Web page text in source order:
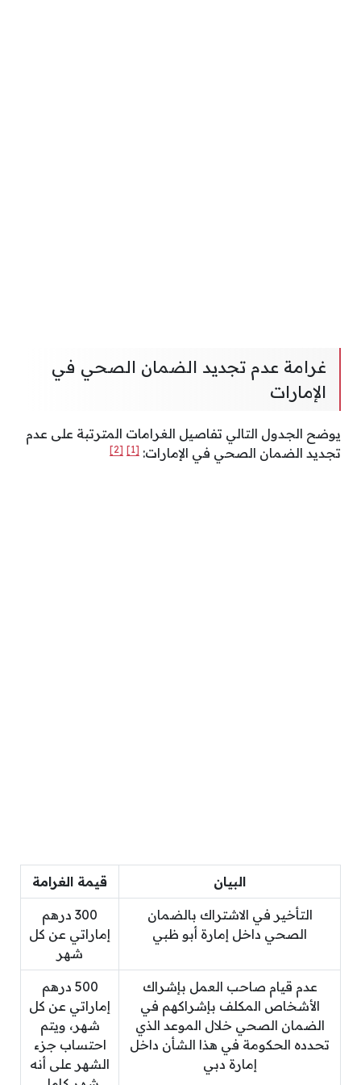
غرامة عدم تجديد الضمان الصحي في
الإمارات
يوضح الجدول التالي تفاصيل الغرامات المترتبة على عدم
تجديد الضمان الصحي في الإمارات: [1]
[2]
البيان قيمة الغرامة
التأخير في الاشتراك بالضمان
الصحي داخل إمارة أبو ظبي
300 درهم
إماراتي عن كل
شهر
عدم قيام صاحب العمل بإشراك
الأشخاص المكلف بإشراكهم في
الضمان الصحي خلال الموعد الذي
تحدده الحكومة في هذا الشأن داخل
إمارة دبي
500 درهم
إماراتي عن كل
شهر، ويتم
احتساب جزء
الشهر على أنه